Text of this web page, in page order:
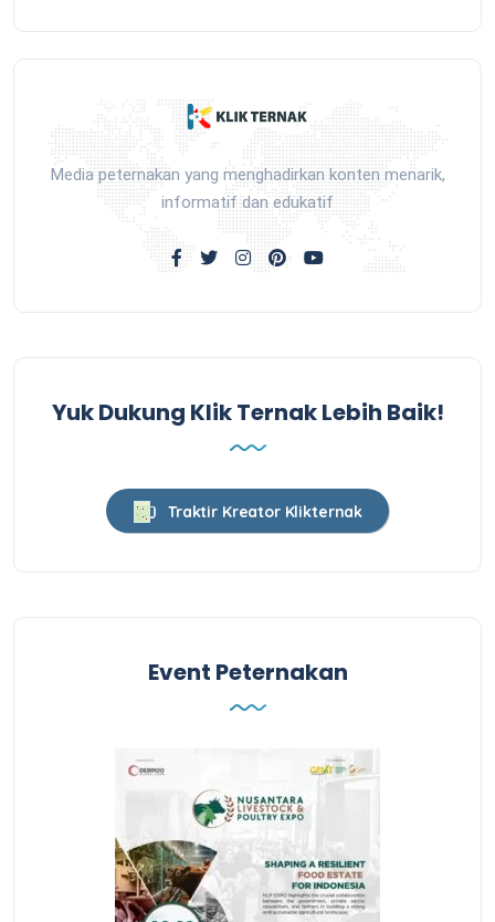
Media peternakan yang menghadirkan konten menarik,
informatif dan edukatif
Yuk Dukung Klik Ternak Lebih Baik!
Traktir Kreator Klikternak
Event Peternakan